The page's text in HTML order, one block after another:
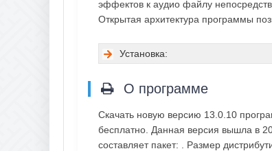
эффектов к аудио файлу
Открытая архитектура программы
Установка:
О программе
Скачать новую версию 13.0.10
бесплатно. Данная версия вышла в
составляет пакет: . Размер